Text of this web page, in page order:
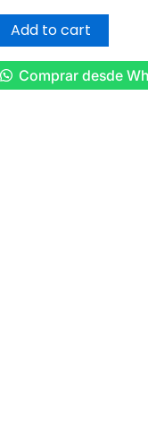
Add to cart
Comprar desde